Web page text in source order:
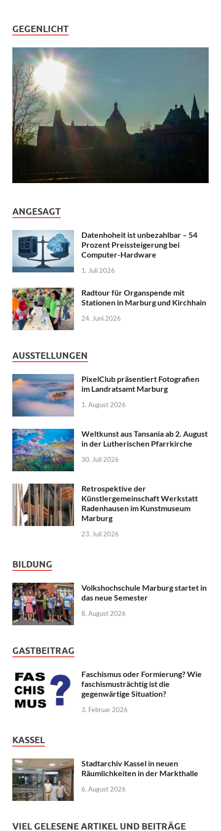
GEGENLICHT
ANGESAGT
Datenhoheit ist unbezahlbar – 54
Prozent Preissteigerung bei
Computer-Hardware
1. Juli 2026
Radtour für Organspende mit
Stationen in Marburg und Kirchhain
24. Juni 2026
AUSSTELLUNGEN
PixelClub präsentiert Fotografien
im Landratsamt Marburg
1. August 2026
Weltkunst aus Tansania ab 2. August
in der Lutherischen Pfarrkirche
30. Juli 2026
Retrospektive der
Künstlergemeinschaft Werkstatt
Radenhausen im Kunstmuseum
Marburg
23. Juli 2026
BILDUNG
Volkshochschule Marburg startet in
das neue Semester
8. August 2026
GASTBEITRAG
Faschismus oder Formierung? Wie
faschismusträchtig ist die
gegenwärtige Situation?
3. Februar 2026
KASSEL
Stadtarchiv Kassel in neuen
Räumlichkeiten in der Markthalle
6. August 2026
VIEL GELESENE ARTIKEL UND BEITRÄGE